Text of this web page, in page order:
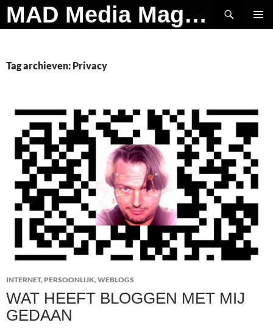
Ga
naar
MAD Media Magazine
Zoeken
Tag archieven: Privacy
INTERNET,PERSOONLIJK,WEBLOGS
WAT HEEFT BLOGGEN MET MIJ
GEDAAN